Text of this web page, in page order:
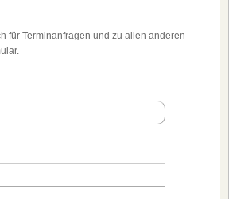
für Terminanfragen und zu allen anderen